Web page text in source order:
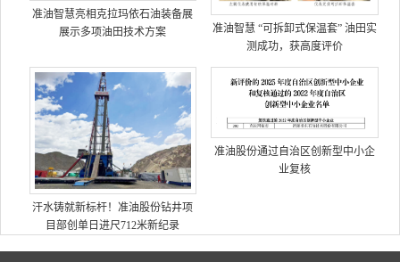
准油智慧亮相克拉玛依石油装备展
展示多项油田技术方案
准油智慧 “可拆卸式保温套” 油田实
测成功，获高度评价
汗水铸就新标杆！准油股份钻井项
目部创单日进尺712米新纪录
准油股份通过自治区创新型中小企
业复核